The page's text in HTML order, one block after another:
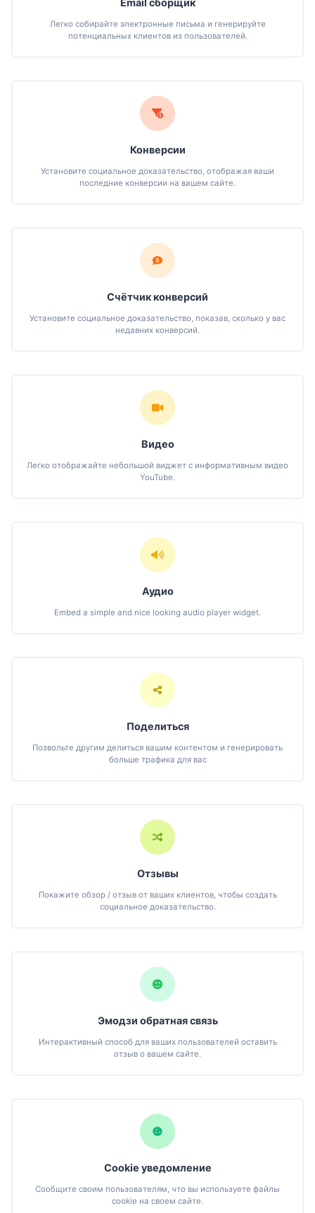
Email сборщик
Легко собирайте электронные письма и генерируйте
потенциальных клиентов из пользователей.
Конверсии
Установите социальное доказательство, отображая ваши
последние конверсии на вашем сайте.
Счётчик конверсий
Установите социальное доказательство, показав, сколько у вас
недавних конверсий.
Видео
Легко отображайте небольшой виджет с информативным видео
YouTube.
Аудио
Embed a simple and nice looking audio player widget.
Поделиться
Позвольте другим делиться вашим контентом и генерировать
больше трафика для вас
Отзывы
Покажите обзор / отзыв от ваших клиентов, чтобы создать
социальное доказательство.
Эмодзи обратная связь
Интерактивный способ для ваших пользователей оставить
отзыв о вашем сайте.
Cookie уведомление
Сообщите своим пользователям, что вы используете файлы
cookie на своем сайте.